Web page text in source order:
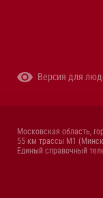
Версия для
Московская область,
55 км трассы М1
Единый справочный